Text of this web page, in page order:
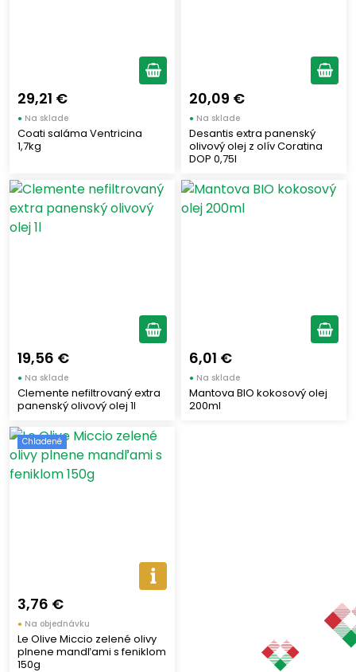
29,21 €
● Na sklade
Coati saláma Ventricina
1,7kg
20,09 €
● Na sklade
Desantis extra panenský
olivový olej z olív Coratina
DOP 0,75l
19,56 €
● Na sklade
Clemente nefiltrovaný extra
panenský olivový olej 1l
6,01 €
● Na sklade
Mantova BIO kokosový olej
200ml
Chladené
3,76 €
● Na objednávku
Le Olive Miccio zelené olivy
plnene mandľami s feniklom
150g